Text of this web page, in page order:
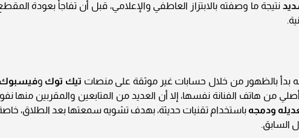
نتيجة ما وصفته بالابتزاز العاطفي والإعلامي، قبل أن تفاجأ بعودة
بدأ بالظهور من خلال حسابات غير موثقة على منصات تيك توك و
من هاتف الفنانة نفسها، إلا أن العديد من المتابعين والمقربين منها
ودمجهباستخدام تقنيات حديثة، بهدف تشويه سمعتها بعد الطلاق،
السابق.